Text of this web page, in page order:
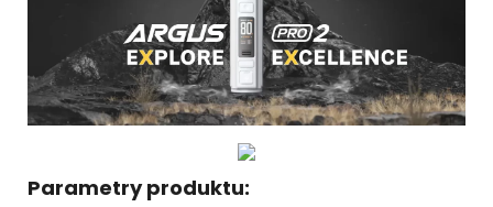
Parametry produktu: